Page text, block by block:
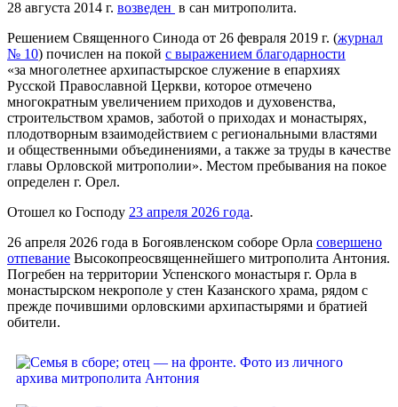
28 августа 2014 г. возведен в сан митрополита.
Решением Священного Синода от 26 февраля 2019 г. (журнал
№ 10) почислен на покой с выражением благодарности
«за многолетнее архипастырское служение в епархиях
Русской Православной Церкви, которое отмечено
многократным увеличением приходов и духовенства,
строительством храмов, заботой о приходах и монастырях,
плодотворным взаимодействием с региональными властями
и общественными объединениями, а также за труды в качестве
главы Орловской митрополии». Местом пребывания на покое
определен г. Орел.
Отошел ко Господу 23 апреля 2026 года.
26 апреля 2026 года в Богоявленском соборе Орла совершено
отпевание Высокопреосвященнейшего митрополита Антония.
Погребен на территории Успенского монастыря г. Орла в
монастырском некрополе у стен Казанского храма, рядом с
прежде почившими орловскими архипастырями и братией
обители.